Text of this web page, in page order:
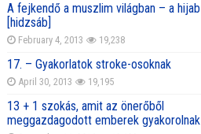
A fejkendő a muszlim világban – a hijab
[hidzsáb]
February 4, 2013 19,238
17. – Gyakorlatok stroke-osoknak
April 30, 2013 19,195
13 + 1 szokás, amit az önerőből
meggazdagodott emberek gyakorolnak